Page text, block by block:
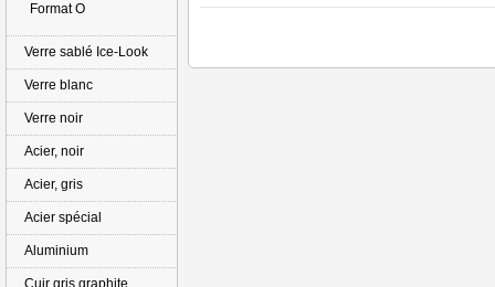
Format O
Verre sablé Ice-Look
Verre blanc
Verre noir
Acier, noir
Acier, gris
Acier spécial
Aluminium
Cuir gris graphite